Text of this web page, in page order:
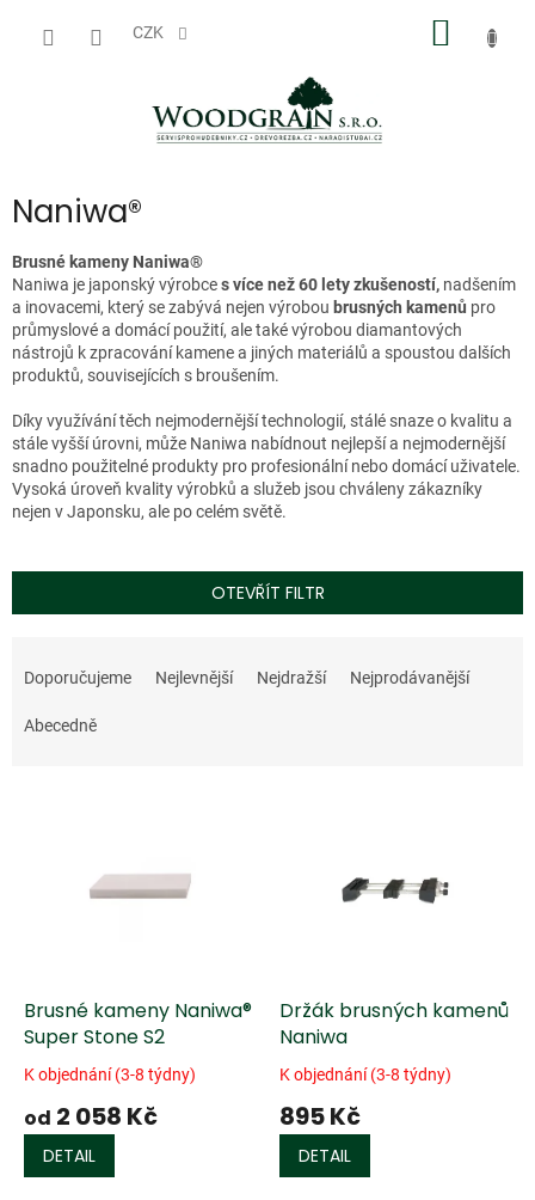
CZK
Naniwa®
Brusné kameny Naniwa®
Naniwa je japonský výrobces více než 60 lety zkušeností, nadšením
a inovacemi, který se zabývá nejen výrobou brusných kamenů pro
průmyslové a domácí použití, ale také výrobou diamantových
nástrojů k zpracování kamene a jiných materiálů a spoustou dalších
produktů, souvisejících s broušením.
Díky využívání těch nejmodernější technologií, stálé snaze o kvalitu a
stále vyšší úrovni, může Naniwa nabídnout nejlepší a nejmodernější
snadno použitelné produkty pro profesionální nebo domácí uživatele.
Vysoká úroveň kvality výrobků a služeb jsou chváleny zákazníky
nejen v Japonsku, ale po celém světě.
OTEVŘÍT FILTR
a
e
Doporučujeme Nejlevnější Nejdražší Nejprodávanější
Abecedně
d
u
Brusné kameny Naniwa®
Super Stone S2
K objednání (3-8 týdny)
od 2 058 Kč
DETAIL
Držák brusných kamenů
Naniwa
K objednání (3-8 týdny)
895 Kč
DETAIL